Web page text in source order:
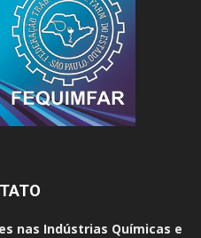
nas Indústrias Químicas e